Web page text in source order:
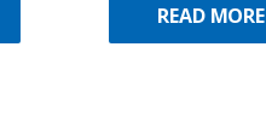
READ MORE